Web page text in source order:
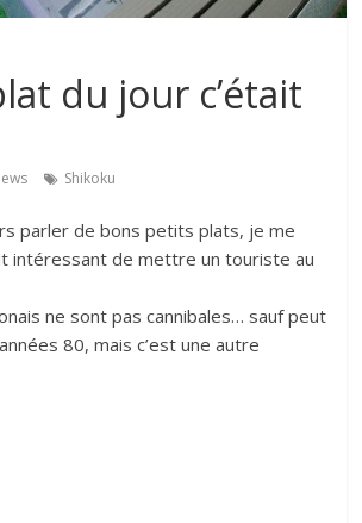
du jour c’était
Shikoku
parler de bons petits plats, je me
intéressant de mettre un touriste au
ne sont pas cannibales… sauf peut
80, mais c’est une autre